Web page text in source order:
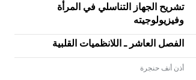
تشريح الجهاز التناسلي في المرأة
وفيزيولوجيته
الفصل العاشر ـ اللانظميات القلبية
أذن أنف حنجرة